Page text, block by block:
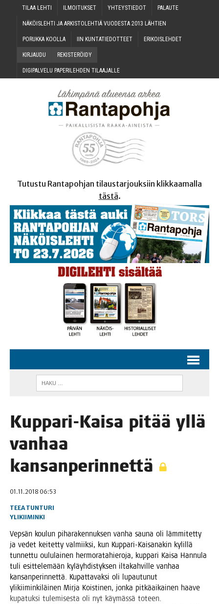
TILAA LEH­TI ILMOI­TUK­SET YHTEYS­TIE­DOT PALAU­TE
NÄKÖIS­LEH­TI JA ARKIS­TO­LEH­TIÄ VUO­DES­TA 2013 LÄHTIEN
PORUK­KA KOOLLA IIN KUN­TA­TIE­DOT­TEET ERI­KOIS­LEH­DET
KIR­JAU­DU REKIS­TE­RÖI­DY
DIGI­PAL­VE­LU PAPE­RI­LEH­DEN TILAAJALLE
Tutustu Rantapohjan tilaustarjouksiin klikkaamalla
tästä.
Kup­pa­ri-Kai­sa pitää yllä
van­haa
kansanperinnettä
01.11.2018 06:53
TEEA TUNTURI
YLIKIIMINKI
Vep­sän kou­lun piha­ra­ken­nuk­sen van­ha sau­na oli läm­mi­tet­ty
ja vedet kei­tet­ty val­miik­si, kun Kup­pa­ri-Kai­sa­na­kin kylil­lä
tun­net­tu oulu­lai­nen her­mo­ra­ta­hie­ro­ja, kup­pa­ri Kai­sa Han­nu­la
tuli esit­te­le­mään kyläyh­dis­tyk­sen ilta­kah­vil­le van­haa
kan­san­pe­rin­net­tä. Kupat­ta­vak­si oli lupau­tu­nut
yli­kii­min­ki­läi­nen Mir­ja Kois­ti­nen, jon­ka pit­kä­ai­kai­nen haa­ve
kupa­tuk­si tule­mi­ses­ta oli nyt käy­mäs­sä toteen.